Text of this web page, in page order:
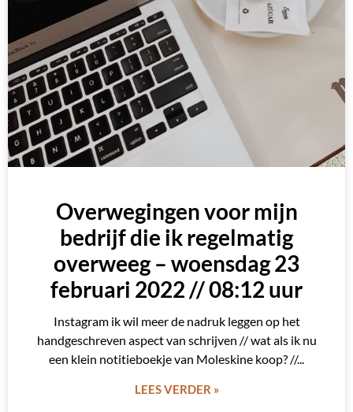
Overwegingen voor mijn
bedrijf die ik regelmatig
overweeg – woensdag 23
februari 2022 // 08:12 uur
Instagram ik wil meer de nadruk leggen op het
handgeschreven aspect van schrijven // wat als ik nu
een klein notitieboekje van Moleskine koop? //
LEES VERDER »